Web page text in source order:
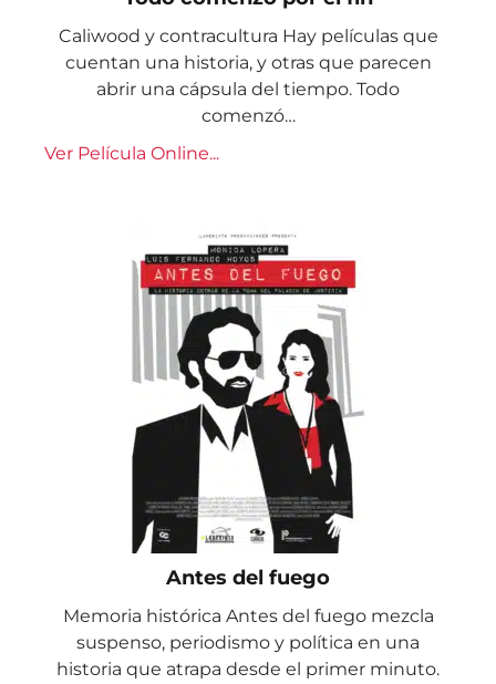
Caliwood y contracultura Hay películas que
cuentan una historia, y otras que parecen
abrir una cápsula del tiempo. Todo
comenzó…
Ver Película Online...
Antes del fuego
Memoria histórica Antes del fuego mezcla
suspenso, periodismo y política en una
historia que atrapa desde el primer minuto.